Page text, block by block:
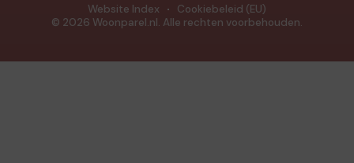
© 2026 Woonparel.nl. Alle rechten voorbehouden.
Website Index Cookiebeleid (EU)